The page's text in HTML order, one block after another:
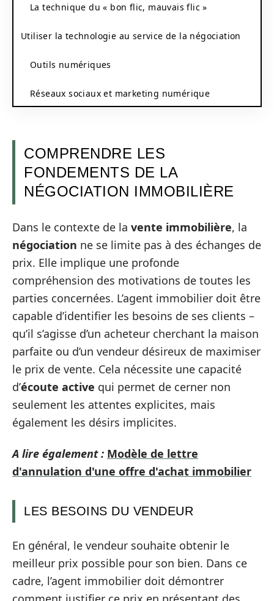
La technique du « bon flic, mauvais flic »
Utiliser la technologie au service de la négociation
Outils numériques
Réseaux sociaux et marketing numérique
COMPRENDRE LES
FONDEMENTS DE LA
NÉGOCIATION IMMOBILIÈRE
Dans le contexte de la vente immobilière, la
négociation ne se limite pas à des échanges de
prix. Elle implique une profonde
compréhension des motivations de toutes les
parties concernées. L’agent immobilier doit être
capable d’identifier les besoins de ses clients –
qu’il s’agisse d’un acheteur cherchant la maison
parfaite ou d’un vendeur désireux de maximiser
le prix de vente. Cela nécessite une capacité
d’écoute active qui permet de cerner non
seulement les attentes explicites, mais
également les désirs implicites.
A lire également : Modèle de lettre
d'annulation d'une offre d'achat immobilier
LES BESOINS DU VENDEUR
En général, le vendeur souhaite obtenir le
meilleur prix possible pour son bien. Dans ce
cadre, l’agent immobilier doit démontrer